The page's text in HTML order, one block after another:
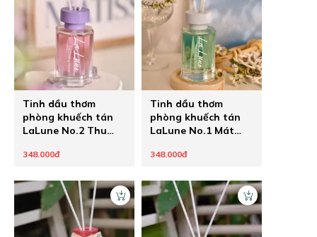
Tinh dầu thơm
phòng khuếch tán
LaLune No.2 Thu
348.000đ
Tinh dầu thơm
phòng khuếch tán
LaLune No.1 Mát
348.000đ